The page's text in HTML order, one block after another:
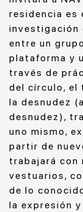
residencia es
investigación
entre un
plataforma y
través de
del círculo, el
la desnudez
desnudez),
uno mismo,
partir de
trabajará con
vestuarios,
de lo
la expresión